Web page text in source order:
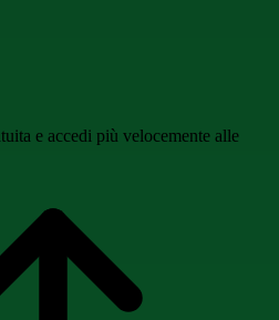
e accedi più velocemente alle